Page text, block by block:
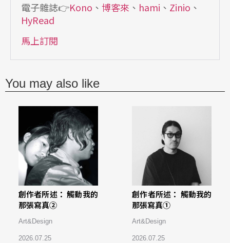
電子雜誌👉Kono 、 博客來 、 hami 、 Zinio 、
HyRead
馬上訂閱
You may also like
創作者所述： 觸動我的
那張寫真②
Art&Design
2026.07.25
創作者所述： 觸動我的
那張寫真①
Art&Design
2026.07.25